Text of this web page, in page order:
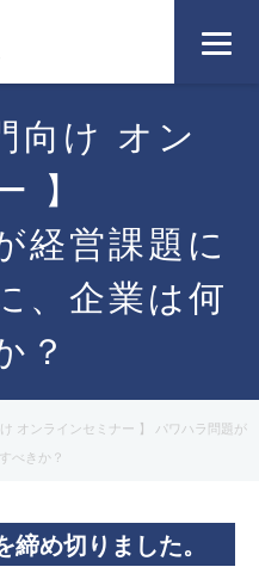
向け オン
】
経営課題に
、企業は何
？
け オンラインセミナー 】 パワハラ問題が
べきか？
め切りました。